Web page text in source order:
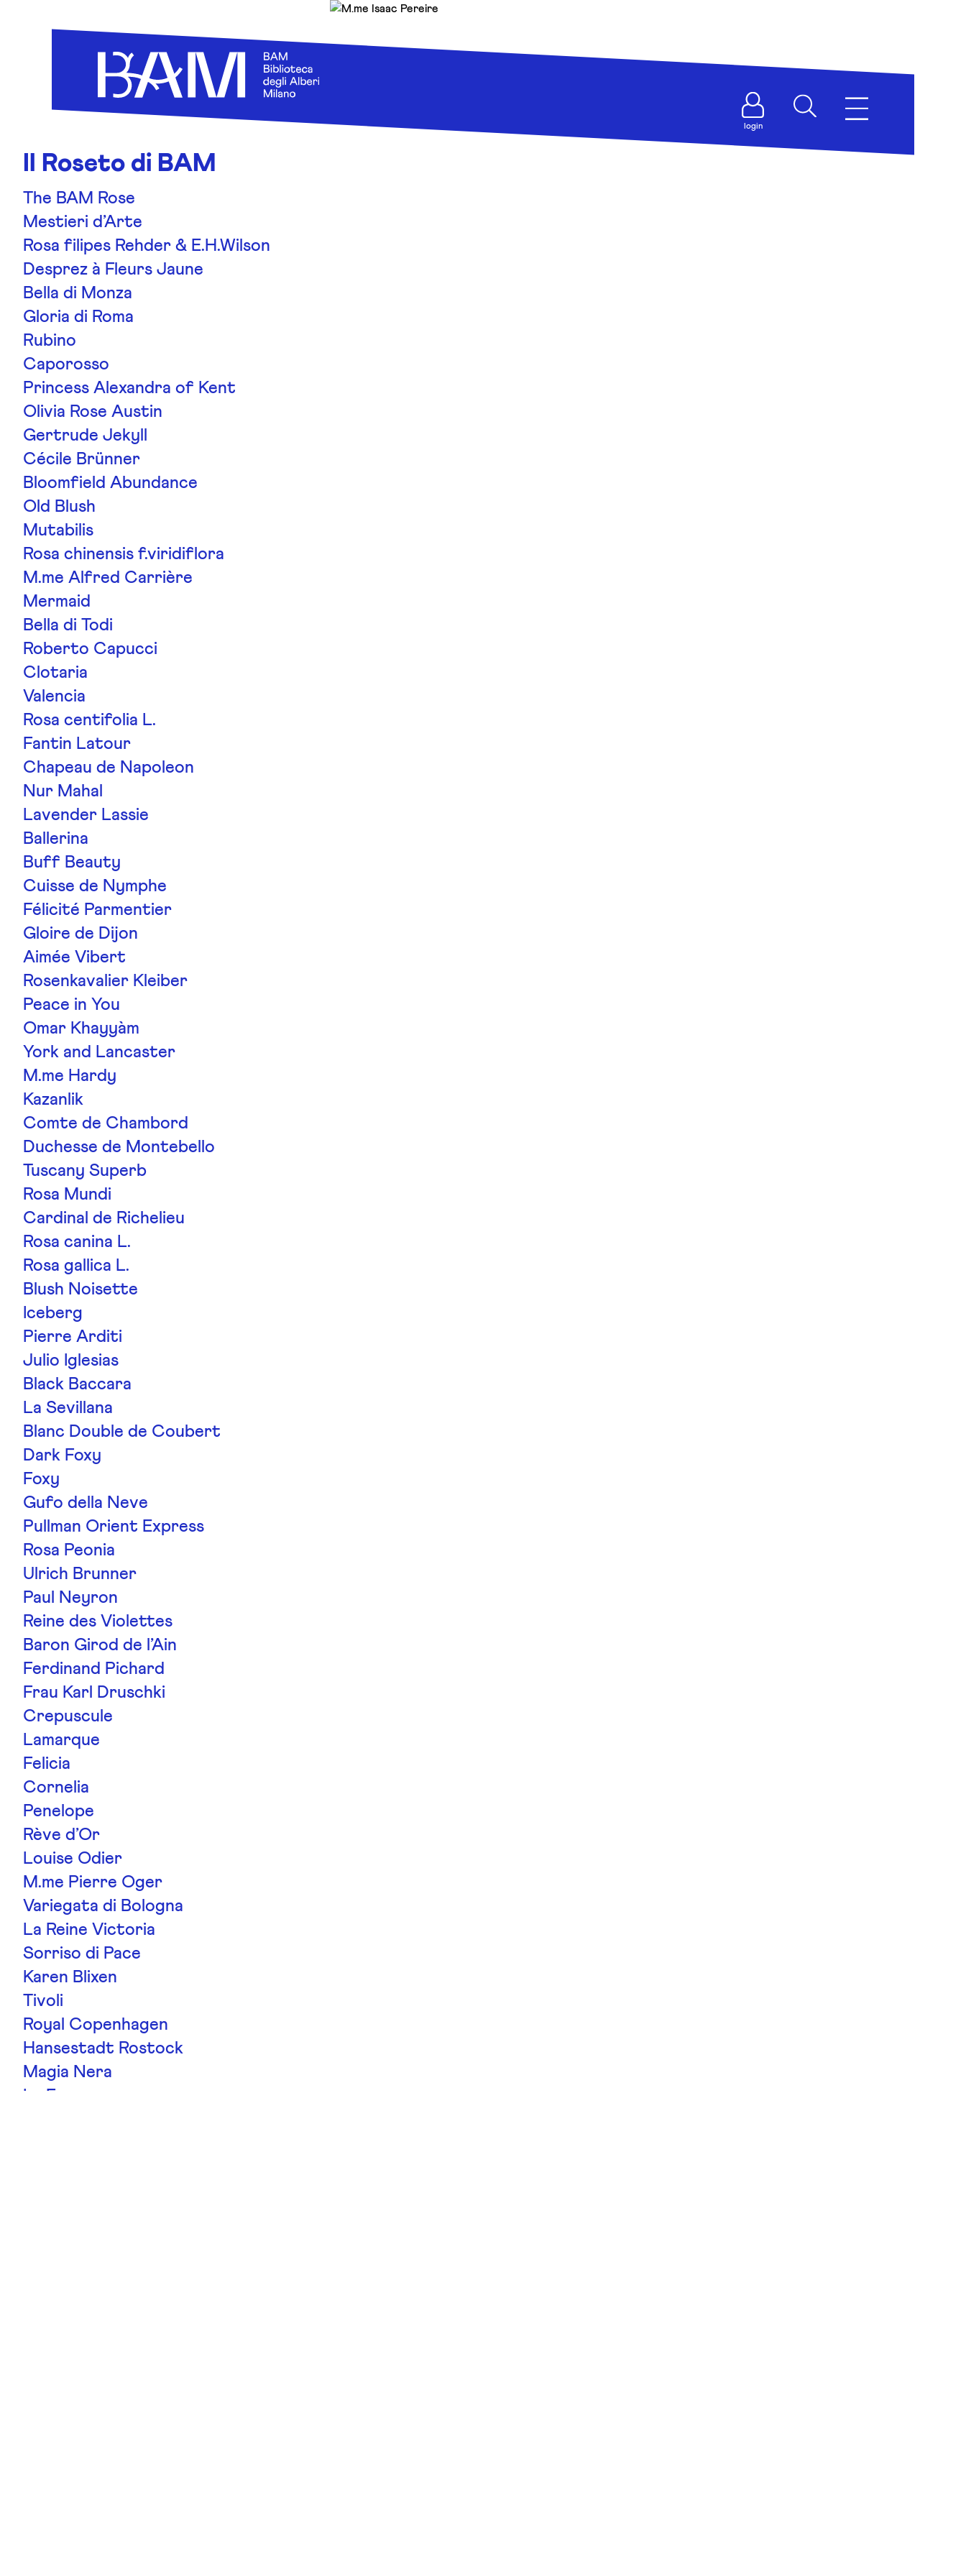
login
Il Roseto di BAM
The BAM Rose
Mestieri d’Arte
Rosa filipes Rehder & E.H.Wilson
Desprez à Fleurs Jaune
Bella di Monza
Gloria di Roma
Rubino
Caporosso
Princess Alexandra of Kent
Olivia Rose Austin
Gertrude Jekyll
Cécile Brünner
Bloomfield Abundance
Old Blush
Mutabilis
Rosa chinensis f.viridiflora
M.me Alfred Carrière
Mermaid
Bella di Todi
Roberto Capucci
Clotaria
Valencia
Rosa centifolia L.
Fantin Latour
Chapeau de Napoleon
Nur Mahal
Lavender Lassie
Ballerina
Buff Beauty
Cuisse de Nymphe
Félicité Parmentier
Gloire de Dijon
Aimée Vibert
Rosenkavalier Kleiber
Peace in You
Omar Khayyàm
York and Lancaster
M.me Hardy
Kazanlik
Comte de Chambord
Duchesse de Montebello
Tuscany Superb
Rosa Mundi
Cardinal de Richelieu
Rosa canina L.
Rosa gallica L.
Blush Noisette
Iceberg
Pierre Arditi
Julio Iglesias
Black Baccara
La Sevillana
Blanc Double de Coubert
Dark Foxy
Foxy
Gufo della Neve
Pullman Orient Express
Rosa Peonia
Ulrich Brunner
Paul Neyron
Reine des Violettes
Baron Girod de l’Ain
Ferdinand Pichard
Frau Karl Druschki
Crepuscule
Lamarque
Felicia
Cornelia
Penelope
Rève d’Or
Louise Odier
M.me Pierre Oger
Variegata di Bologna
La Reine Victoria
Sorriso di Pace
Karen Blixen
Tivoli
Royal Copenhagen
Hansestadt Rostock
Magia Nera
La France